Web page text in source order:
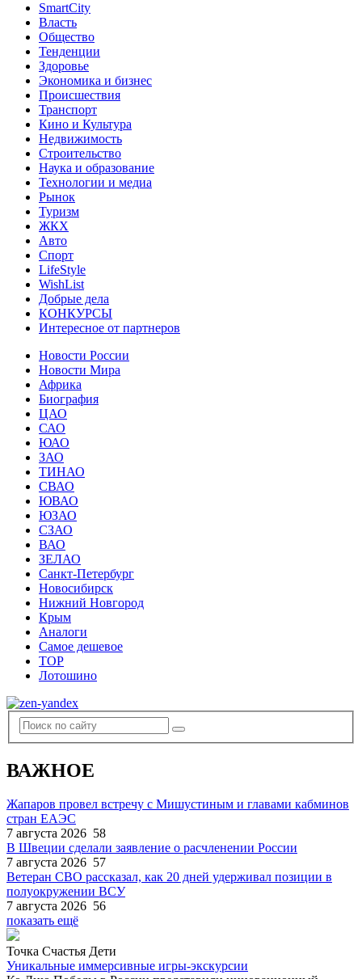
SmartCity
Власть
Общество
Тенденции
Здоровье
Экономика и бизнес
Происшествия
Транспорт
Кино и Культура
Недвижимость
Строительство
Наука и образование
Технологии и медиа
Рынок
Туризм
ЖКХ
Авто
Спорт
LifeStyle
WishList
Добрые дела
КОНКУРСЫ
Интересное от партнеров
Новости России
Новости Мира
Африка
Биография
ЦАО
САО
ЮАО
ЗАО
ТИНАО
СВАО
ЮВАО
ЮЗАО
СЗАО
ВАО
ЗЕЛАО
Санкт-Петербург
Новосибирск
Нижний Новгород
Крым
Аналоги
Самое дешевое
TOP
Лотошино
ВАЖНОЕ
Жапаров провел встречу с Мишустиным и главами кабминов
стран ЕАЭС
7 августа 2026 58
В Швеции сделали заявление о расчленении России
7 августа 2026 57
Ветеран СВО рассказал, как 20 дней удерживал позиции в
полуокружении ВСУ
7 августа 2026 56
показать ещё
Точка Счастья Дети
Уникальные иммерсивные игры-экскурсии